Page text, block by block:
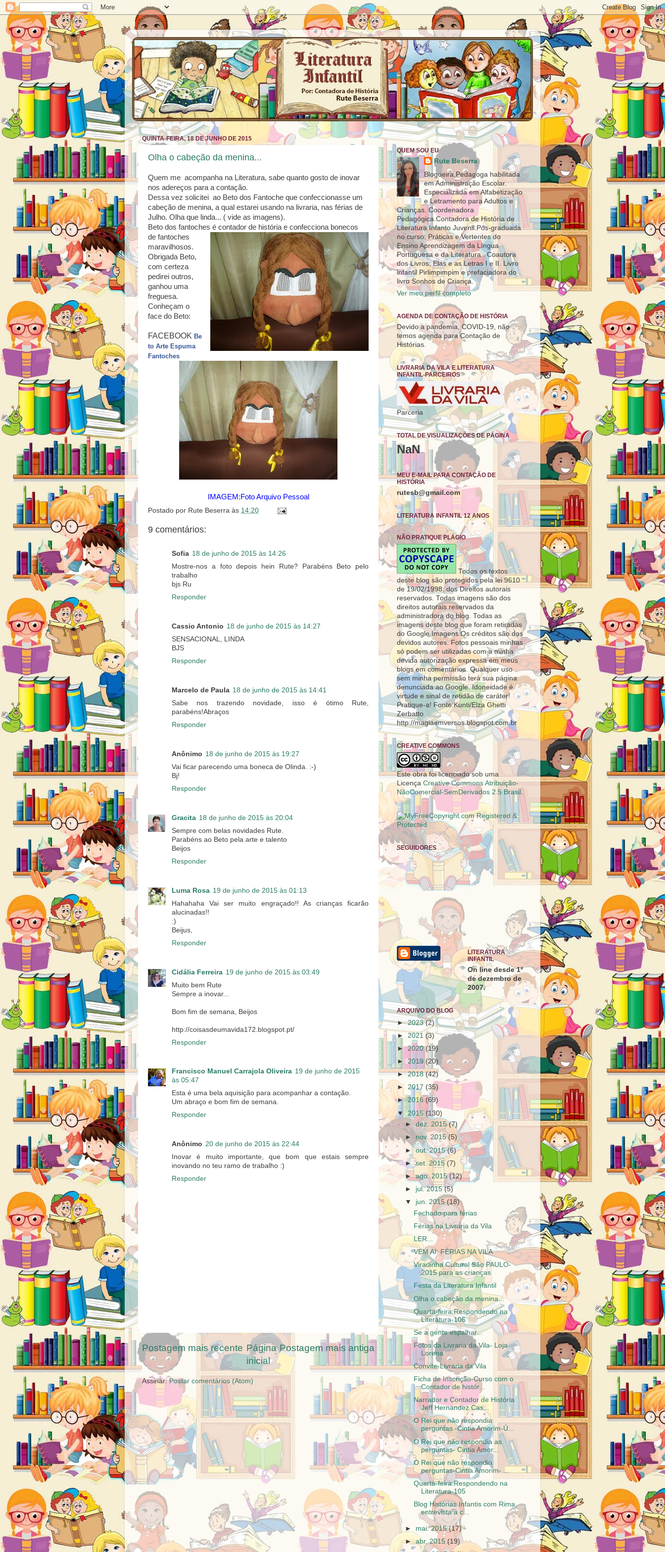
QUINTA-FEIRA, 18 DE JUNHO DE 2015
Olha o cabeção da menina...
Quem me acompanha na Literatura, sabe quanto gosto de inovar
nos adereços para a contação.
Dessa vez solicitei ao Beto dos Fantoche que confeccionasse um
cabeção de menina, a qual estarei usando na livraria, nas férias de
Julho. Olha que linda... ( vide as imagens).
Beto dos fantoches é contador de história e confecciona bonecos
de fantoches
maravilhosos.
Obrigada Beto,
com certeza
pedirei outros,
ganhou uma
freguesa.
Conheçam o
face do Beto:
FACEBOOK Be
to Arte Espuma
Fantoches
IMAGEM:Foto Arquivo Pessoal
Postado por Rute Beserra às 14:20
9 comentários:
Sofia 18 de junho de 2015 às 14:26
Mostre-nos a foto depois hein Rute? Parabéns Beto pelo
trabalho
bjs Ru
Responder
Cassio Antonio 18 de junho de 2015 às 14:27
SENSACIONAL, LINDA
BJS
Responder
Marcelo de Paula 18 de junho de 2015 às 14:41
Sabe nos trazendo novidade, isso é ótimo Rute,
parabéns!Abraços
Responder
Anônimo 18 de junho de 2015 às 19:27
Vai ficar parecendo uma boneca de Olinda. :-)
Bj!
Responder
Gracita 18 de junho de 2015 às 20:04
Sempre com belas novidades Rute.
Parabéns ao Beto pela arte e talento
Beijos
Responder
Luma Rosa 19 de junho de 2015 às 01:13
Hahahaha Vai ser muito engraçado!! As crianças ficarão
alucinadas!!
:)
Beijus,
Responder
Cidália Ferreira 19 de junho de 2015 às 03:49
Muito bem Rute
Sempre a inovar...
Bom fim de semana, Beijos
http://coisasdeumavida172.blogspot.pt/
Responder
Francisco Manuel Carrajola Oliveira 19 de junho de 2015
às 05:47
Esta é uma bela aquisição para acompanhar a contação.
Um abraço e bom fim de semana.
Responder
Anônimo 20 de junho de 2015 às 22:44
Inovar é muito importante, que bom que estais sempre
inovando no teu ramo de trabalho :)
Responder
Postagem mais recente Postagem mais antiga
Página
inicial
Assinar:Postar comentários (Atom)
QUEM SOU EU
Rute Beserra
Blogueira,Pedagoga habilitada
em Administração Escolar.
Especializada em Alfabetização
e Letramento para Adultos e
Crianças. Coordenadora
Pedagógica.Contadora de História de
Literatura Infanto Juvenil.Pós-graduada
no curso: Práticas e Vertentes do
Ensino Aprendizagem da Língua
Portuguesa e da Literatura . Coautora
dos Livros; Elas e as Letras I e II. Livro
infantil Pirlimpimpim e prefaciadora do
livro Sonhos de Criança.
Ver meu perfil completo
AGENDA DE CONTAÇÃO DE HISTÓRIA
Devido a pandemia, COVID-19, não
temos agenda para Contação de
Histórias.
LIVRARIA DA VILA E LITERATURA
INFANTIL-PARCEIROS
Parceria
TOTAL DE VISUALIZAÇÕES DE PÁGINA
NaN
MEU E-MAIL PARA CONTAÇÃO DE
HISTÓRIA
rutesb@gmail.com
LITERATURA INFANTIL 12 ANOS
NÃO PRATIQUE PLÁGIO
Todos os textos
deste blog são protegidos pela lei 9610
de 19/02/1998, dos Direitos autorais
reservados. Todas imagens são dos
direitos autorais reservados da
administradora do blog. Todas as
imagens deste blog que foram retiradas
do Google Imagens.Os créditos são dos
devidos autores. Fotos pessoais minhas
só podem ser utilizadas com a minha
devida autorização expressa em meus
blogs em comentários. Qualquer uso
sem minha permissão terá sua página
denunciada ao Google. Idoneidade é
virtude e sinal de retidão de caráter!
Pratique-a! Fonte:Kunti/Elza Ghetti
Zerbatto
http://magiaemversos.blogspot.com.br
CREATIVE COMMONS
Este obra foi licenciado sob uma
Licença Creative Commons Atribuição-
NãoComercial-SemDerivados 2.5 Brasil .
SEGUIDORES
LITERATURA
INFANTIL
On line desde 1º
de dezembro de
2007.
ARQUIVO DO BLOG
►2023(2)
► 2021 (3)
►2020(19)
► 2019 (20)
►2018(42)
► 2017 (35)
► 2016 (69)
▼ 2015(130)
►dez. 2015(7)
► nov. 2015(5)
►out. 2015(6)
►set. 2015(7)
►ago. 2015(12)
► jul. 2015(5)
▼ jun. 2015(18)
Fechado para férias
Férias na Livraria da Vila
LER...
VEM AI: FÉRIAS NA VILA
Viradinha Cultural São PAULO-
2015 para as crianças
Festa da Literatura Infantil
Olha o cabeção da menina...
Quarta-feira:Respondendo na
Literatura-106
Se a gente espalhar...
Fotos da Livraria da Vila- Loja
Lorena
Convite-Livraria da Vila
Ficha de Inscrição-Curso com o
Contador de histór...
Narrador e Contador de História
Jeff Hernandez Cas...
O Rei que não respondia
perguntas -Cintia Amorim-Ú...
O Rei que não respondia as
perguntas- Cintia Amor...
O Rei que não respondia
perguntas-Cintia Amorim- ...
Quarta-feira:Respondendo na
Literatura-105
Blog Histórias Infantis com Rima,
entrevista a c...
► mai. 2015(17)
►abr. 2015 (19)